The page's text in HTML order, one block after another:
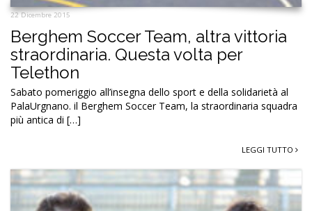
22 Dicembre 2015
Berghem Soccer Team, altra vittoria
straordinaria. Questa volta per
Telethon
Sabato pomeriggio all’insegna dello sport e della solidarietà al
PalaUrgnano. il Berghem Soccer Team, la straordinaria squadra
più antica di […]
LEGGI TUTTO